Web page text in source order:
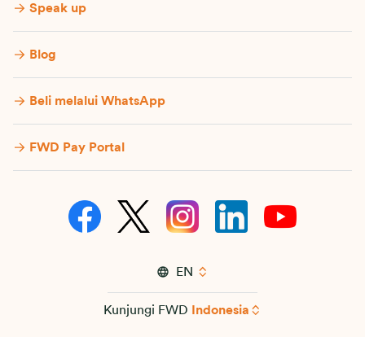
Speak up
Blog
Beli melalui WhatsApp
FWD Pay Portal
EN
Kunjungi FWD Indonesia